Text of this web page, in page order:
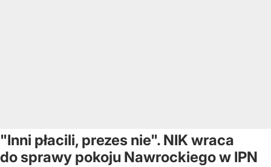
"Inni płacili, prezes nie". NIK wraca
do sprawy pokoju Nawrockiego w IPN